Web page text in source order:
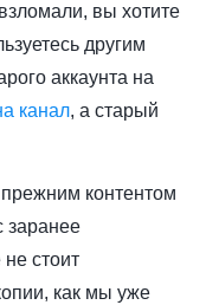
вы хотите
другим
аккаунта на
канал, а старый
контентом
заранее
стоит
как мы уже